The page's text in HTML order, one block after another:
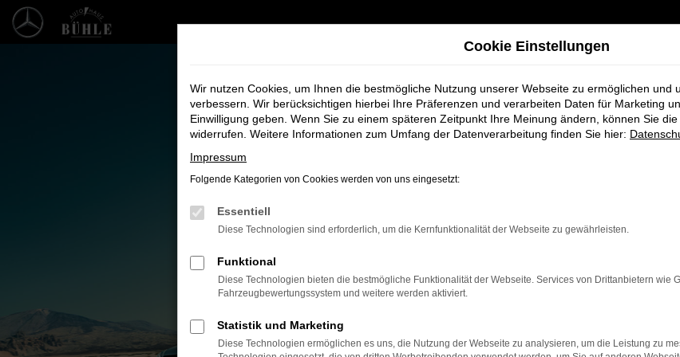
Zum
Unsere Fahrzeugangebote
Bei uns finden Sie bestimmt Ihren Nächsten
Cookie Einstellungen
Wir nutzen Cookies, um Ihnen die bestmögliche Nutzung unserer Webseite zu ermöglichen und
verbessern. Wir berücksichtigen hierbei Ihre Präferenzen und verarbeiten Daten für Marketing
Einwilligung geben. Wenn Sie zu einem späteren Zeitpunkt Ihre Meinung ändern, können Sie
widerrufen. Weitere Informationen zum Umfang der Datenverarbeitung finden Sie hier:
Impressum
Folgende Kategorien von Cookies werden von uns eingesetzt:
Essentiell
Diese Technologien sind erforderlich, um die Kernfunktionalität der Webseite zu gewährleisten.
Funktional
Diese Technologien bieten die bestmögliche Funktionalität der Webseite. Services von Drittanbietern wie
Fahrzeugbewertungssystem und weitere werden aktiviert.
Statistik und Marketing
Diese Technologien ermöglichen es uns, die Nutzung der Webseite zu analysieren, um die Leistung zu